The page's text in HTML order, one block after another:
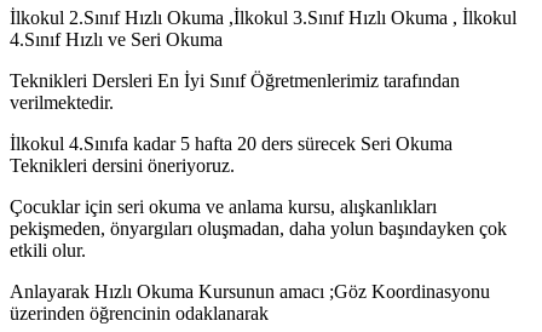
İlkokul 2.Sınıf Hızlı Okuma ,İlkokul 3.Sınıf Hızlı Okuma , İlkokul
4.Sınıf Hızlı ve Seri Okuma
Teknikleri Dersleri En İyi Sınıf Öğretmenlerimiz tarafından
verilmektedir.
İlkokul 4.Sınıfa kadar 5 hafta 20 ders sürecek Seri Okuma
Teknikleri dersini öneriyoruz.
Çocuklar için seri okuma ve anlama kursu, alışkanlıkları
pekişmeden, önyargıları oluşmadan, daha yolun başındayken çok
etkili olur.
Anlayarak Hızlı Okuma Kursunun amacı ;Göz Koordinasyonu
üzerinden öğrencinin odaklanarak